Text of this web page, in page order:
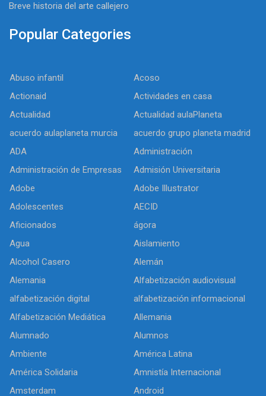
Breve historia del arte callejero
Popular Categories
Abuso infantil
Acoso
Actionaid
Actividades en casa
Actualidad
Actualidad aulaPlaneta
acuerdo aulaplaneta murcia
acuerdo grupo planeta madrid
ADA
Administración
Administración de Empresas
Admisión Universitaria
Adobe
Adobe Illustrator
Adolescentes
AECID
Aficionados
ágora
Agua
Aislamiento
Alcohol Casero
Alemán
Alemania
Alfabetización audiovisual
alfabetización digital
alfabetización informacional
Alfabetización Mediática
Allemania
Alumnado
Alumnos
Ambiente
América Latina
América Solidaria
Amnistía Internacional
Amsterdam
Android